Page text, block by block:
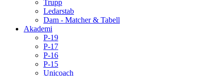
Trupp
Ledarstab
Dam - Matcher & Tabell
Akademi
P-19
P-17
P-16
P-15
Unicoach